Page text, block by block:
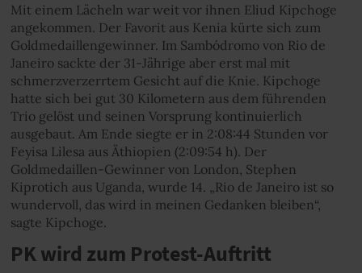
Mit einem Lächeln war weit vor ihnen Eliud Kipchoge
angekommen. Der Favorit aus Kenia kürte sich zum
Goldmedaillengewinner. Im Sambódromo von Rio de
Janeiro sackte der 31-Jährige aber erst mal mit
schmerzverzerrtem Gesicht auf die Knie. Kipchoge
hatte sich bei gut 30 Kilometern aus dem führenden
Trio gelöst und seinen Vorsprung kontinuierlich
ausgebaut. Am Ende siegte er in 2:08:44 Stunden vor
Feyisa Lilesa aus Äthiopien (2:09:54 h). Der
Goldmedaillen-Gewinner von London, Stephen
Kiprotich aus Uganda, wurde 14. „Rio de Janeiro ist so
wundervoll, das wird in meinen Gedanken bleiben“,
sagte Kipchoge.
PK wird zum Protest-Auftritt